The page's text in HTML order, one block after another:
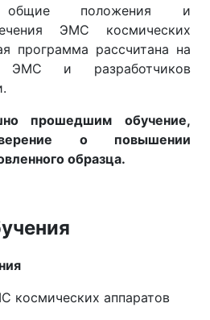
общие положения и
ЭМС космических
программа рассчитана на
ЭМС и разработчиков
прошедшим обучение,
о повышении
образца.
космических аппаратов